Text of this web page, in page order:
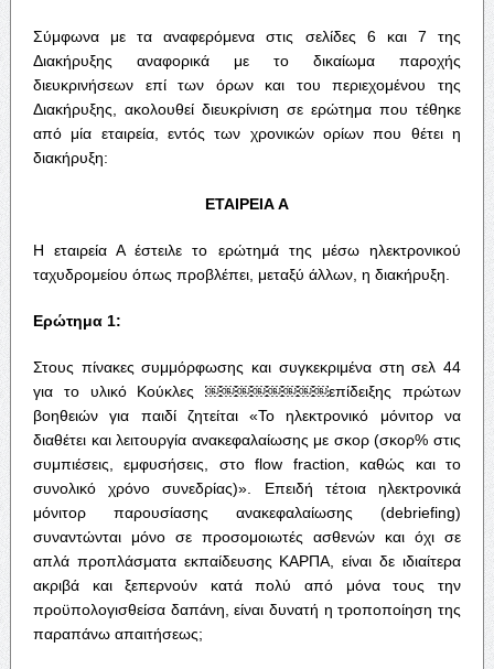
Σύμφωνα με τα αναφερόμενα στις σελίδες 6 και 7 της
Διακήρυξης αναφορικά με το δικαίωμα παροχής
διευκρινήσεων επί των όρων και του περιεχομένου της
Διακήρυξης, ακολουθεί διευκρίνιση σε ερώτημα που τέθηκε
από μία εταιρεία, εντός των χρονικών ορίων που θέτει η
διακήρυξη:
ΕΤΑΙΡΕΙΑ Α
Η εταιρεία Α έστειλε το ερώτημά της μέσω ηλεκτρονικού
ταχυδρομείου όπως προβλέπει, μεταξύ άλλων, η διακήρυξη.
Ερώτημα 1:
Στους πίνακες συμμόρφωσης και συγκεκριμένα στη σελ 44
για το υλικό Κούκλες ￼￼￼￼￼￼￼￼επίδειξης πρώτων
βοηθειών για παιδί ζητείται «Το ηλεκτρονικό μόνιτορ να
διαθέτει και λειτουργία ανακεφαλαίωσης με σκορ (σκορ% στις
συμπιέσεις, εμφυσήσεις, στο flow fraction, καθώς και το
συνολικό χρόνο συνεδρίας)». Επειδή τέτοια ηλεκτρονικά
μόνιτορ παρουσίασης ανακεφαλαίωσης (debriefing)
συναντώνται μόνο σε προσομοιωτές ασθενών και όχι σε
απλά προπλάσματα εκπαίδευσης ΚΑΡΠΑ, είναι δε ιδιαίτερα
ακριβά και ξεπερνούν κατά πολύ από μόνα τους την
προϋπολογισθείσα δαπάνη, είναι δυνατή η τροποποίηση της
παραπάνω απαιτήσεως;